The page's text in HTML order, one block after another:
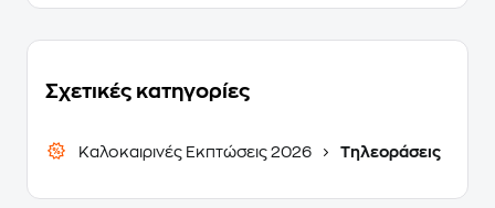
Σχετικές κατηγορίες
Καλοκαιρινές Εκπτώσεις 2026 Τηλεοράσεις